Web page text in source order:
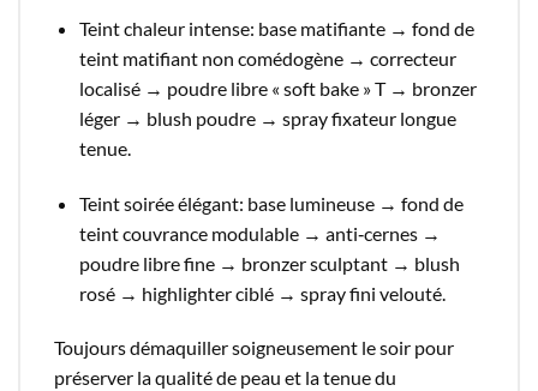
Teint chaleur intense: base matifiante → fond de
teint matifiant non comédogène → correcteur
localisé → poudre libre « soft bake » T → bronzer
léger → blush poudre → spray fixateur longue
tenue.​
Teint soirée élégant: base lumineuse → fond de
teint couvrance modulable → anti‑cernes →
poudre libre fine → bronzer sculptant → blush
rosé → highlighter ciblé → spray fini velouté.​
Toujours démaquiller soigneusement le soir pour
préserver la qualité de peau et la tenue du